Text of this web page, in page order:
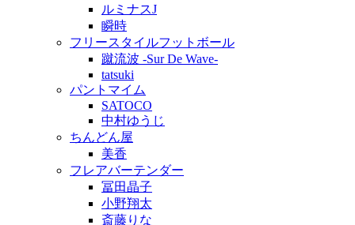
ルミナスJ
瞬時
フリースタイルフットボール
蹴流波 -Sur De Wave-
tatsuki
パントマイム
SATOCO
中村ゆうじ
ちんどん屋
美香
フレアバーテンダー
冨田晶子
小野翔太
斎藤りな